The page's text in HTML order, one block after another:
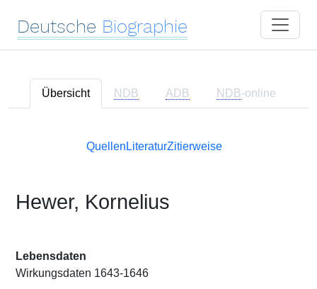
Deutsche Biographie
Übersicht NDB ADB NDB-online
Quellen LiteraturZitierweise
Hewer, Kornelius
Lebensdaten
Wirkungsdaten 1643-1646